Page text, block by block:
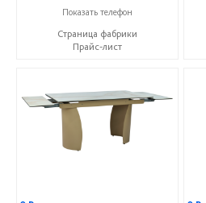
+7 (937) 917-00-01
Показать телефон
Страница фабрики
Прайс-лист